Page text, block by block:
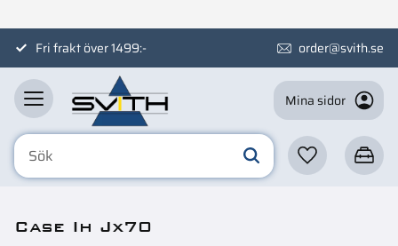
MenyFri frakt över 1499:- order@svith.se
Mina sidor
Favoriter
Case Ih Jx70